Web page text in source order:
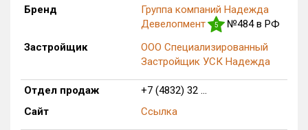
с продажами
Найдено:
Бренд
Группа компаний Надежда
Девелопмент
5
№484 в РФ
Застройщик
ООО Специализированный
Застройщик УСК Надежда
Отдел продаж
+7 (4832) 32 ...
Сайт
Ссылка